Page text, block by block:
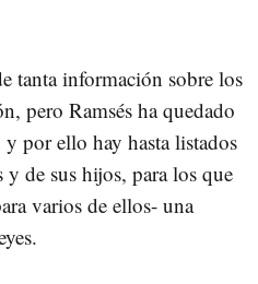
tanta información sobre los
pero Ramsés ha quedado
por ello hay hasta listados
y de sus hijos, para los que
varios de ellos- una